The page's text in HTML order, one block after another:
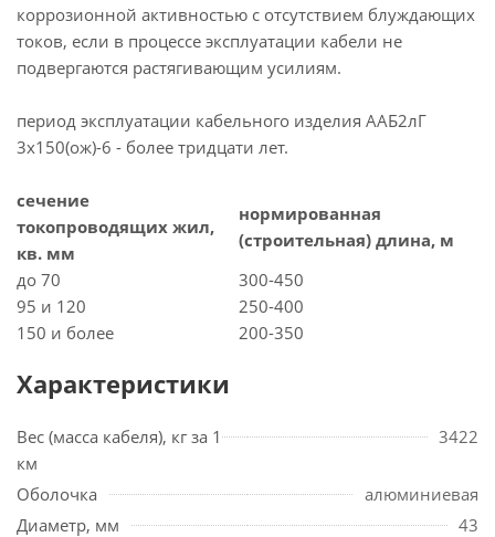
коррозионной активностью с отсутствием блуждающих
токов, если в процессе эксплуатации кабели не
подвергаются растягивающим усилиям.
период эксплуатации кабельного изделия ААБ2лГ
3х150(ож)-6 - более тридцати лет.
сечение
токопроводящих жил,
кв. мм
нормированная
(строительная) длина, м
до 70
300-450
95 и 120
250-400
150 и более
200-350
Характеристики
Вес (масса кабеля), кг за 1
км
3422
Оболочка
алюминиевая
Диаметр, мм
43